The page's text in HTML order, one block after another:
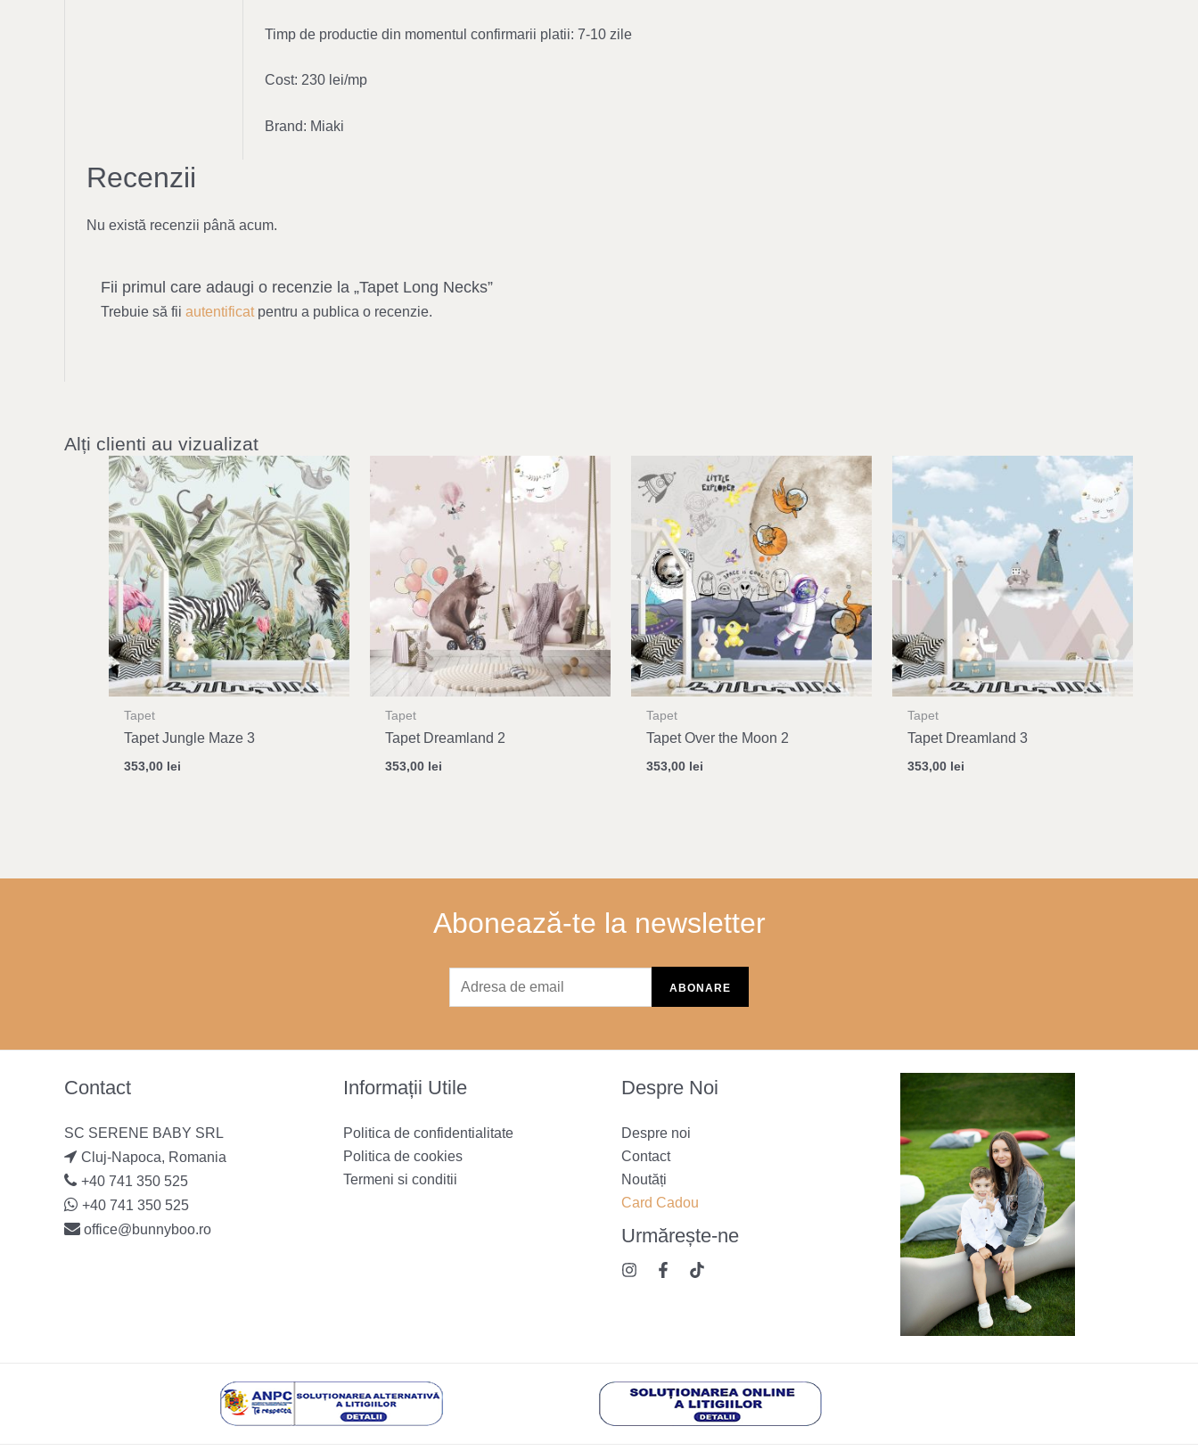
Timp de productie din momentul confirmarii platii: 7-10 zile
Cost: 230 lei/mp
Brand: Miaki
Recenzii
Nu există recenzii până acum.
Fii primul care adaugi o recenzie la „Tapet Long Necks”
Trebuie să fii autentificatpentru a publica o recenzie.
Alți clienti au vizualizat
Tapet
Tapet Jungle Maze 3
353,00 lei
Tapet
Tapet Dreamland 2
353,00 lei
Tapet
Tapet Over the Moon 2
353,00 lei
Tapet
Tapet Dreamland 3
353,00 lei
Abonează-te la newsletter
Contact
SC SERENE BABY SRL
Cluj-Napoca, Romania
+40 741 350 525
+40 741 350 525
office@bunnyboo.ro
Informații Utile
Politica de confidentialitate
Politica de cookies
Termeni si conditii
Despre Noi
Despre noi
Contact
Noutăți
Card Cadou
Urmărește-ne